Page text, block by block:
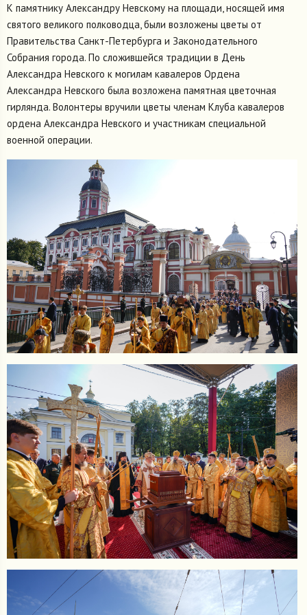
К памятнику Александру Невскому на площади, носящей имя
святого великого полководца, были возложены цветы от
Правительства Санкт-Петербурга и Законодательного
Собрания города. По сложившейся традиции в День
Александра Невского к могилам кавалеров Ордена
Александра Невского была возложена памятная цветочная
гирлянда. Волонтеры вручили цветы членам Клуба кавалеров
ордена Александра Невского и участникам специальной
военной операции.